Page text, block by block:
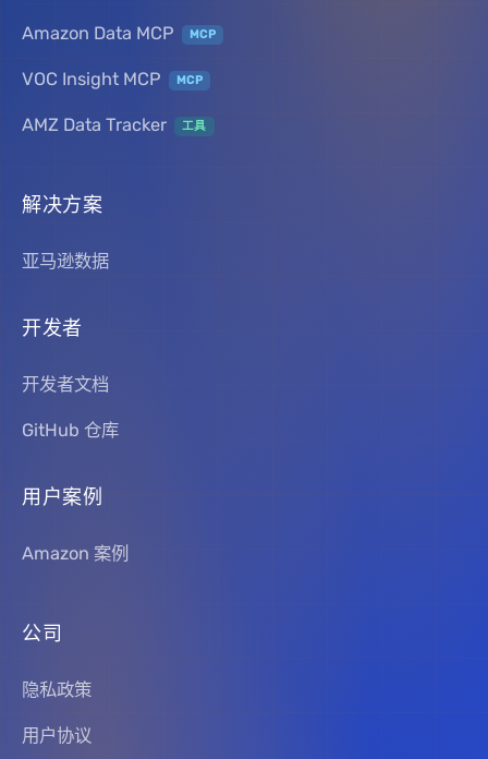
Amazon Data MCP MCP
VOC Insight MCP MCP
AMZ Data Tracker 工具
解决方案
亚马逊数据
开发者
开发者文档
GitHub 仓库
用户案例
Amazon 案例
公司
隐私政策
用户协议